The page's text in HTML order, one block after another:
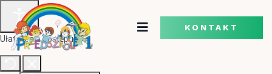
Ułatwienia dostępu
KONTAKT